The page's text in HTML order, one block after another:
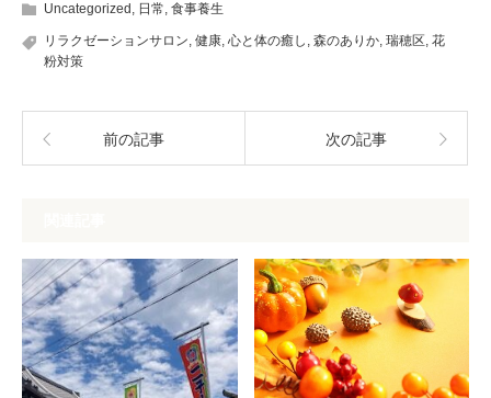
Uncategorized 日常 食事養生
リラクゼーションサロン 健康 心と体の癒し 森のありか 瑞穂区 花
粉対策
前の記事 次の記事